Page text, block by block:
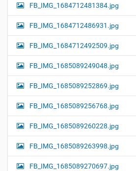
FB_IMG_1684712481384.jpg
FB_IMG_1684712486931.jpg
FB_IMG_1684712492509.jpg
FB_IMG_1685089249048.jpg
FB_IMG_1685089252869.jpg
FB_IMG_1685089256768.jpg
FB_IMG_1685089260228.jpg
FB_IMG_1685089263998.jpg
FB_IMG_1685089270697.jpg